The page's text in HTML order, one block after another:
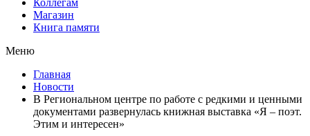
Коллегам
Магазин
Книга памяти
Меню
Главная
Новости
В Региональном центре по работе с редкими и ценными
документами развернулась книжная выставка «Я – поэт.
Этим и интересен»